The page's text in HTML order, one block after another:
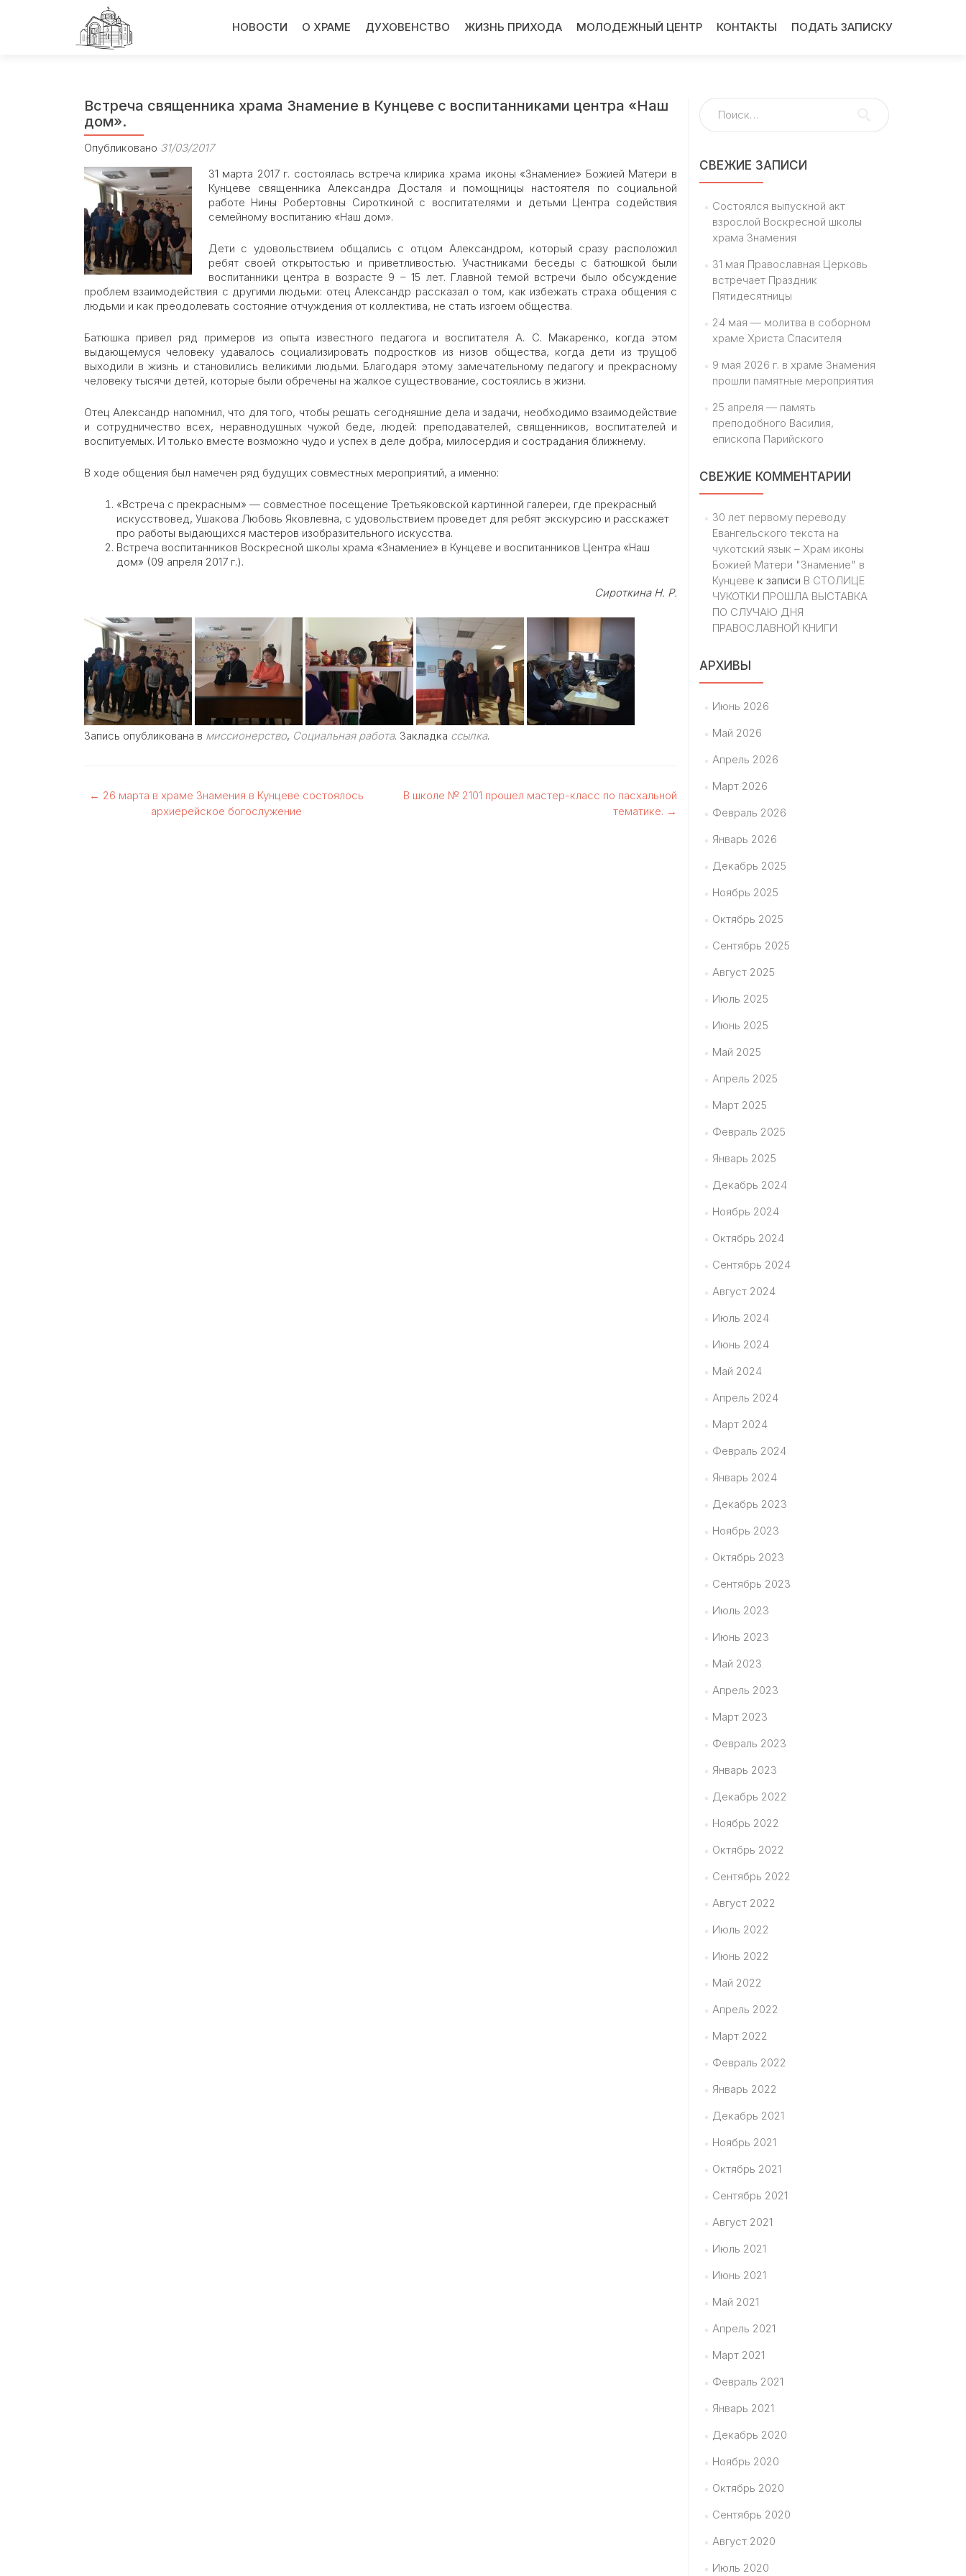
кНОВОСТИ О ХРАМЕ ДУХОВЕНСТВО ЖИЗНЬ ПРИХОДА МОЛОДЕЖНЫЙ ЦЕНТР КОНТАКТЫ ПОДАТЬ ЗАПИСКУ
Встреча священника храма Знамение в Кунцеве с воспитанниками центра «Наш
дом».
Опубликовано 31/03/2017
31 марта 2017 г. состоялась встреча клирика храма иконы «Знамение» Божией Матери в
Кунцеве священника Александра Досталя и помощницы настоятеля по социальной
работе Нины Робертовны Сироткиной с воспитателями и детьми Центра содействия
семейному воспитанию «Наш дом».
Дети с удовольствием общались с отцом Александром, который сразу расположил
ребят своей открытостью и приветливостью. Участниками беседы с батюшкой были
воспитанники центра в возрасте 9 – 15 лет. Главной темой встречи было обсуждение
проблем взаимодействия с другими людьми: отец Александр рассказал о том, как избежать страха общения с
людьми и как преодолевать состояние отчуждения от коллектива, не стать изгоем общества.
Батюшка привел ряд примеров из опыта известного педагога и воспитателя А. С. Макаренко, когда этом
выдающемуся человеку удавалось социализировать подростков из низов общества, когда дети из трущоб
выходили в жизнь и становились великими людьми. Благодаря этому замечательному педагогу и прекрасному
человеку тысячи детей, которые были обречены на жалкое существование, состоялись в жизни.
Отец Александр напомнил, что для того, чтобы решать сегодняшние дела и задачи, необходимо взаимодействие
и сотрудничество всех, неравнодушных чужой беде, людей: преподавателей, священников, воспитателей и
воспитуемых. И только вместе возможно чудо и успех в деле добра, милосердия и сострадания ближнему.
В ходе общения был намечен ряд будущих совместных мероприятий, а именно:
«Встреча с прекрасным» — совместное посещение Третьяковской картинной галереи, где прекрасный
искусствовед, Ушакова Любовь Яковлевна, с удовольствием проведет для ребят экскурсию и расскажет
про работы выдающихся мастеров изобразительного искусства.
Встреча воспитанников Воскресной школы храма «Знамение» в Кунцеве и воспитанников Центра «Наш
дом» (09 апреля 2017 г.).
Сироткина Н. Р.
Запись опубликована в миссионерство, Социальная работа. Закладка ссылка.
Навигация
← 26 марта в храме Знамения в Кунцеве состоялось
архиерейское богослужение
В школе № 2101 прошел мастер-класс по пасхальной
тематике. →
Найти:
СВЕЖИЕ ЗАПИСИ
Состоялся выпускной акт
взрослой Воскресной школы
храма Знамения
31 мая Православная Церковь
встречает Праздник
Пятидесятницы
24 мая — молитва в соборном
храме Христа Спасителя
9 мая 2026 г. в храме Знамения
прошли памятные мероприятия
25 апреля — память
преподобного Василия,
епископа Парийского
СВЕЖИЕ КОММЕНТАРИИ
30 лет первому переводу
Евангельского текста на
чукотский язык – Храм иконы
Божией Матери "Знамение" в
Кунцеве к записи В СТОЛИЦЕ
ЧУКОТКИ ПРОШЛА ВЫСТАВКА
ПО СЛУЧАЮ ДНЯ
ПРАВОСЛАВНОЙ КНИГИ
АРХИВЫ
Июнь 2026
Май 2026
Апрель 2026
Март 2026
Февраль 2026
Январь 2026
Декабрь 2025
Ноябрь 2025
Октябрь 2025
Сентябрь 2025
Август 2025
Июль 2025
Июнь 2025
Май 2025
Апрель 2025
Март 2025
Февраль 2025
Январь 2025
Декабрь 2024
Ноябрь 2024
Октябрь 2024
Сентябрь 2024
Август 2024
Июль 2024
Июнь 2024
Май 2024
Апрель 2024
Март 2024
Февраль 2024
Январь 2024
Декабрь 2023
Ноябрь 2023
Октябрь 2023
Сентябрь 2023
Июль 2023
Июнь 2023
Май 2023
Апрель 2023
Март 2023
Февраль 2023
Январь 2023
Декабрь 2022
Ноябрь 2022
Октябрь 2022
Сентябрь 2022
Август 2022
Июль 2022
Июнь 2022
Май 2022
Апрель 2022
Март 2022
Февраль 2022
Январь 2022
Декабрь 2021
Ноябрь 2021
Октябрь 2021
Сентябрь 2021
Август 2021
Июль 2021
Июнь 2021
Май 2021
Апрель 2021
Март 2021
Февраль 2021
Январь 2021
Декабрь 2020
Ноябрь 2020
Октябрь 2020
Сентябрь 2020
Август 2020
Июль 2020